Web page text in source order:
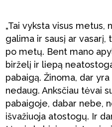
„Tai vyksta visus metus,
galima ir sausį ar
po metų. Bent mano
birželį ir liepą
pabaigą. Žinoma, dar
nedaug. Anksčiau tėvai
pabaigoje, dabar nebe,
išvažiuoja atostogų. Ir